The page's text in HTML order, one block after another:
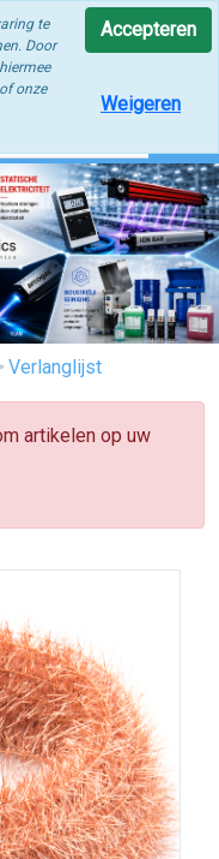
Statische Elektriciteit |
Verlanglijst
artikelen op uw
te
Door
onze
Accepteren
Weigeren